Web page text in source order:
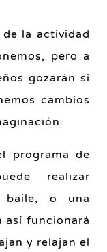
la actividad
pero a
gozarán si
cambios
programa de
realizar
baile, o una
así funcionará
y relajan el